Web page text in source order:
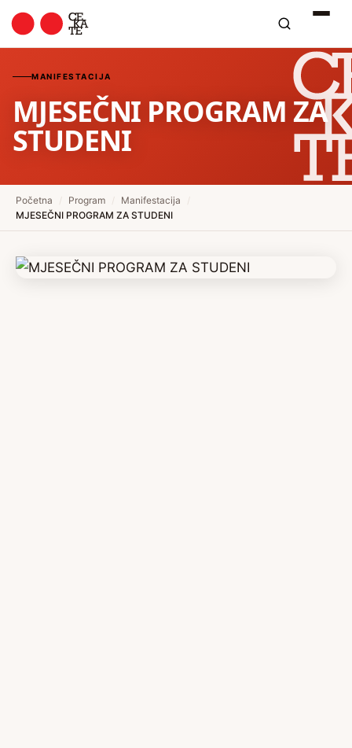
MANIFESTACIJA
MJESEČNI PROGRAM ZA
STUDENI
Početna Program Manifestacija
MJESEČNI PROGRAM ZA STUDENI